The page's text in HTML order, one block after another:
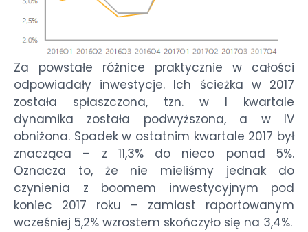
Za powstałe różnice praktycznie w całości
odpowiadały inwestycje. Ich ścieżka w 2017
została spłaszczona, tzn. w I kwartale
dynamika została podwyższona, a w IV
obniżona. Spadek w ostatnim kwartale 2017 był
znacząca – z 11,3% do nieco ponad 5%.
Oznacza to, że nie mieliśmy jednak do
czynienia z boomem inwestycyjnym pod
koniec 2017 roku – zamiast raportowanym
wcześniej 5,2% wzrostem skończyło się na 3,4%.